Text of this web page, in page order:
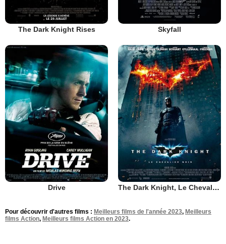
The Dark Knight Rises Skyfall
Drive The Dark Knight, Le Chevalier Noir
Pour découvrir d'autres films : Meilleurs films de l'année 2023, Meilleurs
films Action, Meilleurs films Action en 2023.